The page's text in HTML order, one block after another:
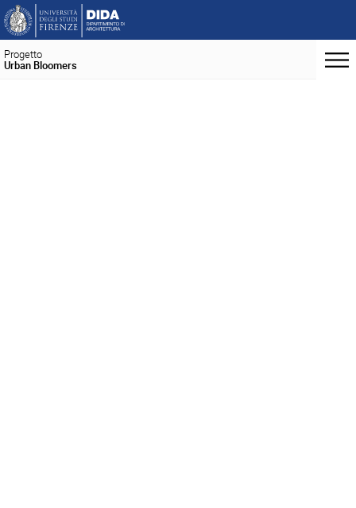
Progetto
Urban Bloomers